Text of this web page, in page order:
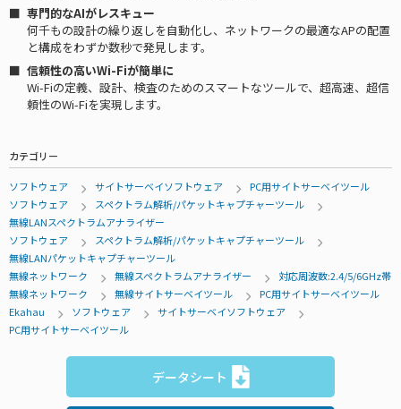
専門的なAIがレスキュー
何千もの設計の繰り返しを自動化し、ネットワークの最適なAPの配置
と構成をわずか数秒で発見します。
信頼性の高いWi-Fiが簡単に
Wi-Fiの定義、設計、検査のためのスマートなツールで、超高速、超信
頼性のWi-Fiを実現します。
カテゴリー
ソフトウェア サイトサーベイソフトウェア
PC用サイトサーベイツール
ソフトウェア
スペクトラム解析/パケットキャプチャーツール
無線LANスペクトラムアナライザー
ソフトウェア
スペクトラム解析/パケットキャプチャーツール
無線LANパケットキャプチャーツール
無線ネットワーク
無線スペクトラムアナライザー
対応周波数:2.4/5/6GHz帯
無線ネットワーク
無線サイトサーベイツール
PC用サイトサーベイツール
Ekahau
ソフトウェア
サイトサーベイソフトウェア
PC用サイトサーベイツール
データシート